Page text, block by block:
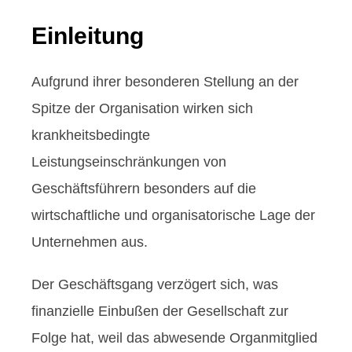
Einleitung
Aufgrund ihrer besonderen Stellung an der
Spitze der Organisation wirken sich
krankheitsbedingte
Leistungseinschränkungen von
Geschäftsführern besonders auf die
wirtschaftliche und organisatorische Lage der
Unternehmen aus.
Der Geschäftsgang verzögert sich, was
finanzielle Einbußen der Gesellschaft zur
Folge hat, weil das abwesende Organmitglied